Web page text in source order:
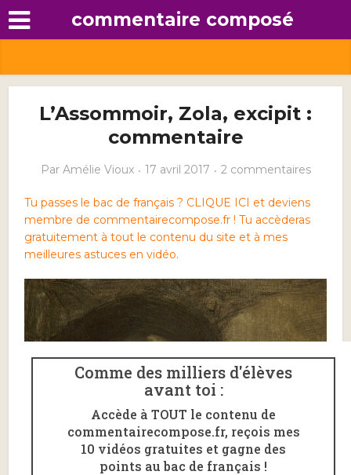
commentaire composé
L’Assommoir, Zola, excipit :
commentaire
Par Amélie Vioux 17 avril 2017 2 commentaires
Tu passes le bac de français ? CLIQUE ICI et deviens
membre de commentairecompose.fr ! Tu accèderas
gratuitement à tout le contenu du site et à mes
meilleures astuces en vidéo.
Comme des milliers d'élèves
avant toi :
Accède à TOUT le contenu de
commentairecompose.fr, reçois mes
10 vidéos gratuites et gagne des
points au bac de français !